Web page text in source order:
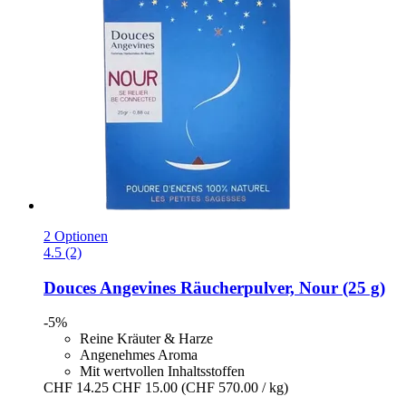
2 Optionen
4.5 (2)
Douces Angevines Räucherpulver, Nour (25 g)
-5%
Reine Kräuter & Harze
Angenehmes Aroma
Mit wertvollen Inhaltsstoffen
CHF 14.25 CHF 15.00 (CHF 570.00 / kg)